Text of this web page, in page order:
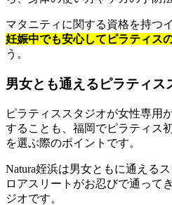
マタニティに関する資格を持つ
妊娠中でも安心してピラティス
う。
男女とも通えるピラティス
ピラティススタジオが女性専用
することも、福岡でピラティス
を選ぶ際のポイントです。
Natura姪浜は男女ともに通える
ロアスリートがお忍びで通って
ジオです。